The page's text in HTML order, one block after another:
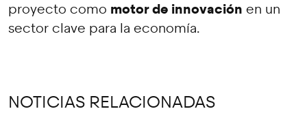
proyecto como motor de innovación en un
sector clave para la economía.
NOTICIAS RELACIONADAS